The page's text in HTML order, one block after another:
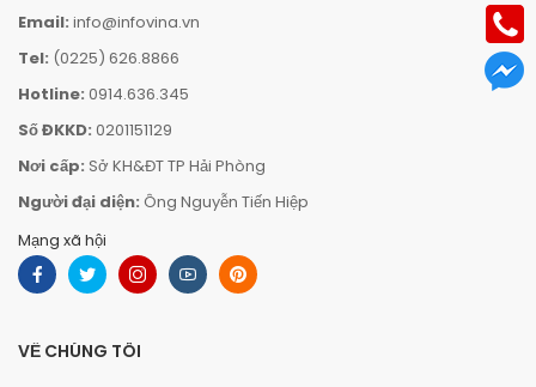
Email: info@infovina.vn
Tel: (0225) 626.8866
Hotline: 0914.636.345
Số ĐKKD: 0201151129
Nơi cấp: Sở KH&ĐT TP Hải Phòng
Người đại diện: Ông Nguyễn Tiến Hiệp
Mạng xã hội
VỀ CHÚNG TÔI